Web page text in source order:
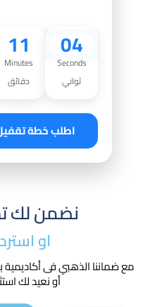
11
Minutes
دقائق
03
Seconds
ثواني
اطلب خطة
نضمن لك
او
مع ضماننا الذهبي فى أكاديمية
أو نعيد لك